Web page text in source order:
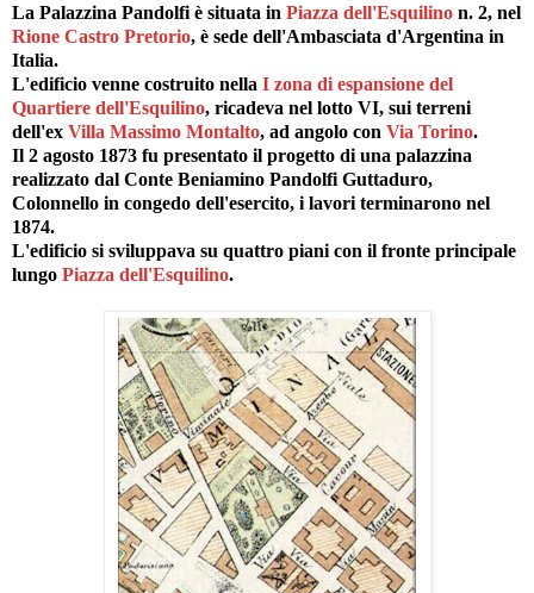
La Palazzina Pandolfi è situata in Piazza dell'Esquilino n. 2, nel
Rione Castro Pretorio, è sede dell'Ambasciata d'Argentina in
Italia.
L'edificio venne costruito nella I zona di espansione del
Quartiere dell'Esquilino, ricadeva nel lotto VI, sui terreni
dell'ex Villa Massimo Montalto, ad angolo con Via Torino.
Il 2 agosto 1873 fu presentato il progetto di una palazzina
realizzato dal Conte Beniamino Pandolfi Guttaduro,
Colonnello in congedo dell'esercito, i lavori terminarono nel
1874.
L'edificio si sviluppava su quattro piani con il fronte principale
lungo Piazza dell'Esquilino.